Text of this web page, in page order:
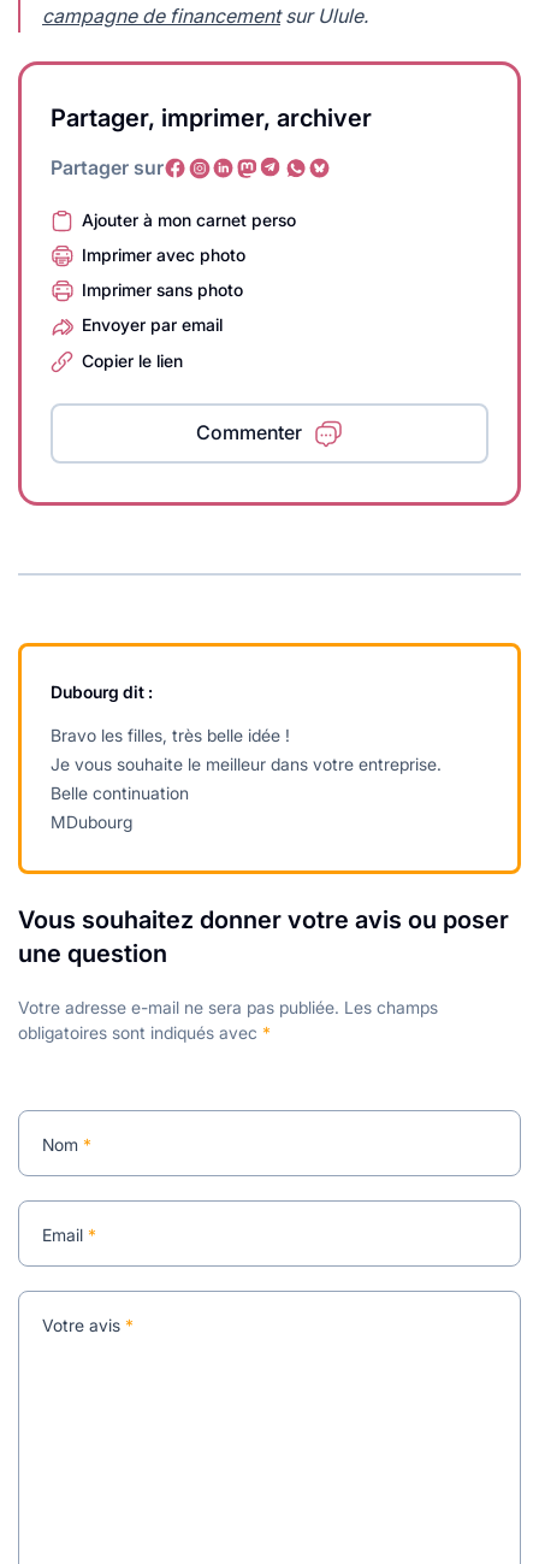
campagne de financementsur Ulule.
Partager, imprimer, archiver
Partager sur
Ajouter à mon carnet perso
Imprimer avec photo
Imprimer sans photo
Envoyer par email
Copier le lien
Commenter
Dubourg dit :
Bravo les filles, très belle idée !
Je vous souhaite le meilleur dans votre entreprise.
Belle continuation
MDubourg
Vous souhaitez donner votre avis ou poser
une question
Votre adresse e-mail ne sera pas publiée. Les champs
obligatoires sont indiqués avec *
Votre avis *
Nom *
Email *